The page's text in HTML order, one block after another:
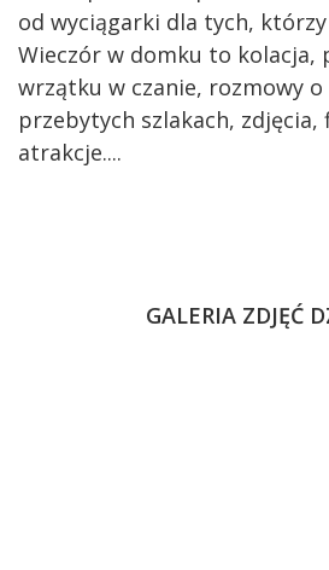
od wyciągarki dla tych,
Wieczór w domku to kolacja,
wrzątku w czanie, rozmowy o
przebytych szlakach, zdjęcia,
atrakcje....
GALERIA ZDJĘĆ